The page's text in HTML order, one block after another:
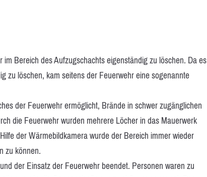
Bereich des Aufzugschachts eigenständig zu löschen. Da es
zu löschen, kam seitens der Feuerwehr eine sogenannte
der Feuerwehr ermöglicht, Brände in schwer zugänglichen
die Feuerwehr wurden mehrere Löcher in das Mauerwerk
der Wärmebildkamera wurde der Bereich immer wieder
zu können.
der Einsatz der Feuerwehr beendet. Personen waren zu